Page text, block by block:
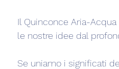
Il Quinconce Aria-
le nostre idee dal
Se uniamo i significati